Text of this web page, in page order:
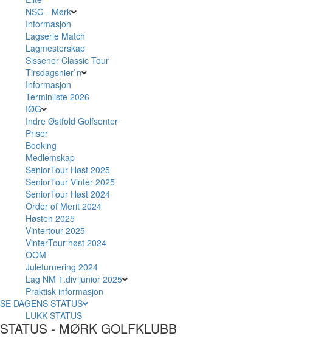
NSG - Mørk
Informasjon
Lagserie Match
Lagmesterskap
Sissener Classic Tour
Tirsdagsnier`n
Informasjon
Terminliste 2026
IØG
Indre Østfold Golfsenter
Priser
Booking
Medlemskap
SeniorTour Høst 2025
SeniorTour Vinter 2025
SeniorTour Høst 2024
Order of Merit 2024
Høsten 2025
Vintertour 2025
VinterTour høst 2024
OOM
Juleturnering 2024
Lag NM 1.div junior 2025
Praktisk informasjon
SE DAGENS STATUS
LUKK STATUS
STATUS - MØRK GOLFKLUBB